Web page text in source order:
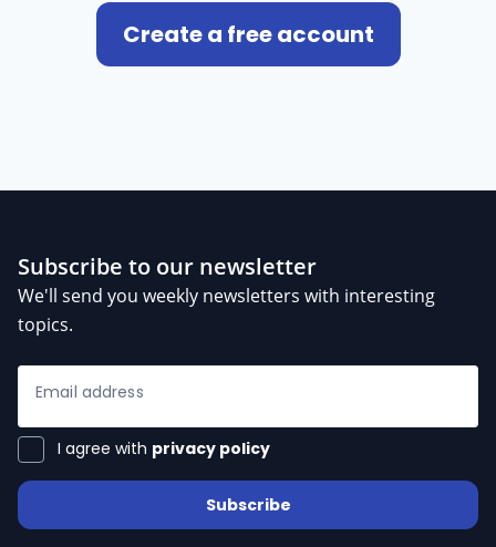
Create a free account
Subscribe to our newsletter
We'll send you weekly newsletters with interesting
topics.
Email address
I agree with privacy policy
Subscribe